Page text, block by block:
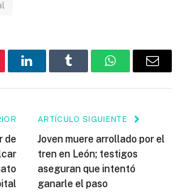
LinkedInTumblr WhatsAppEmail
de
ARTÍCULO SIGUIENTE
Joven muere arrollado por el
tren en León; testigos
aseguran que intentó
ganarle el paso